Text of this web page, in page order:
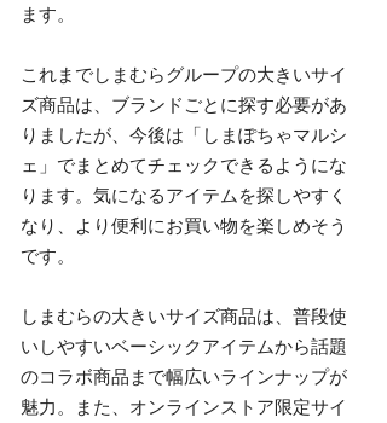
ます。
これまでしまむらグループの大きいサイ
ズ商品は、ブランドごとに探す必要があ
りましたが、今後は「しまぽちゃマルシ
ェ」でまとめてチェックできるようにな
ります。気になるアイテムを探しやすく
なり、より便利にお買い物を楽しめそう
です。
しまむらの大きいサイズ商品は、普段使
いしやすいベーシックアイテムから話題
のコラボ商品まで幅広いラインナップが
魅力。また、オンラインストア限定サイ